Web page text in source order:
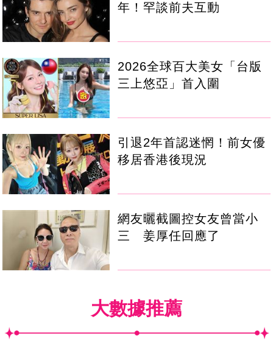
年！罕談前夫互動
2026全球百大美女「台版
三上悠亞」首入圍
引退2年首認迷惘！前女優
移居香港後現況
網友曬截圖控女友曾當小
三 姜厚任回應了
大數據推薦